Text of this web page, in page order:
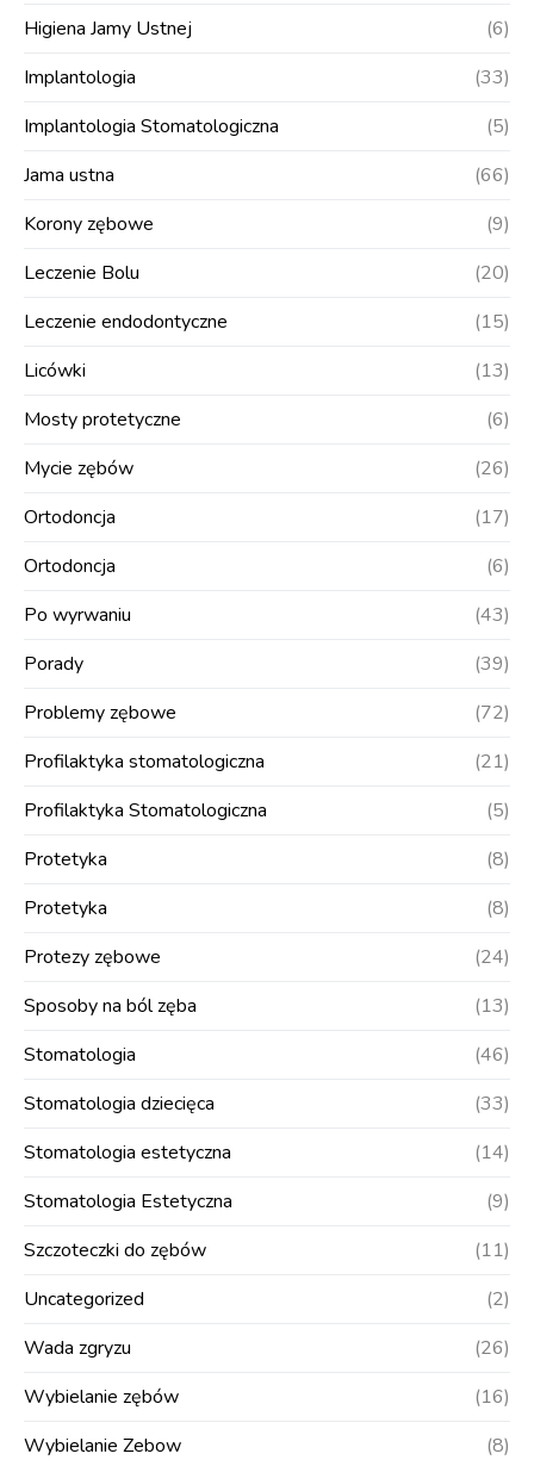
Higiena Jamy Ustnej
(6)
Implantologia
(33)
Implantologia Stomatologiczna
(5)
Jama ustna
(66)
Korony zębowe
(9)
Leczenie Bolu
(20)
Leczenie endodontyczne
(15)
Licówki
(13)
Mosty protetyczne
(6)
Mycie zębów
(26)
Ortodoncja
(17)
Ortodoncja
(6)
Po wyrwaniu
(43)
Porady
(39)
Problemy zębowe
(72)
Profilaktyka stomatologiczna
(21)
Profilaktyka Stomatologiczna
(5)
Protetyka
(8)
Protetyka
(8)
Protezy zębowe
(24)
Sposoby na ból zęba
(13)
Stomatologia
(46)
Stomatologia dziecięca
(33)
Stomatologia estetyczna
(14)
Stomatologia Estetyczna
(9)
Szczoteczki do zębów
(11)
Uncategorized
(2)
Wada zgryzu
(26)
Wybielanie zębów
(16)
Wybielanie Zebow
(8)